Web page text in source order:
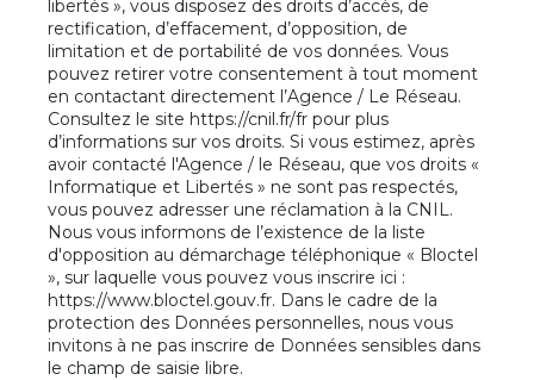
libertés », vous disposez des droits d’accès, de
rectification, d’effacement, d’opposition, de
limitation et de portabilité de vos données. Vous
pouvez retirer votre consentement à tout moment
en contactant directement l’Agence / Le Réseau.
Consultez le site https://cnil.fr/fr pour plus
d’informations sur vos droits. Si vous estimez, après
avoir contacté l'Agence / le Réseau, que vos droits «
Informatique et Libertés » ne sont pas respectés,
vous pouvez adresser une réclamation à la CNIL.
Nous vous informons de l’existence de la liste
d'opposition au démarchage téléphonique « Bloctel
», sur laquelle vous pouvez vous inscrire ici :
https://www.bloctel.gouv.fr. Dans le cadre de la
protection des Données personnelles, nous vous
invitons à ne pas inscrire de Données sensibles dans
le champ de saisie libre.